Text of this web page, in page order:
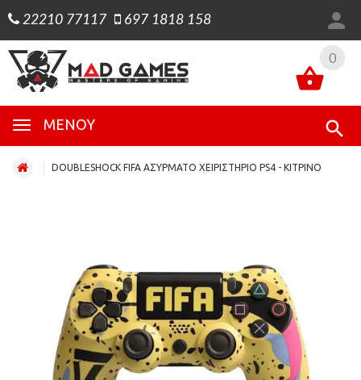
22210 77117 697 1818 158
0
ΜΕΝΟΎ
0
DOUBLESHOCK FIFA ΑΣΥΡΜΑΤΟ ΧΕΙΡΙΣΤΗΡΙΟ PS4 - ΚΙΤΡΙΝΟ